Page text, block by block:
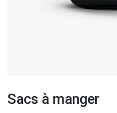
Sacs à manger